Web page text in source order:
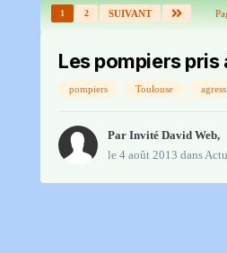
1 2 SUIVANT
Les pompiers pris
pompiers Toulouse
Par Invité David Web,
le 4 août 2013 dans